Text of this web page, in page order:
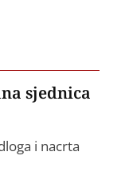
sjednica
i nacrta